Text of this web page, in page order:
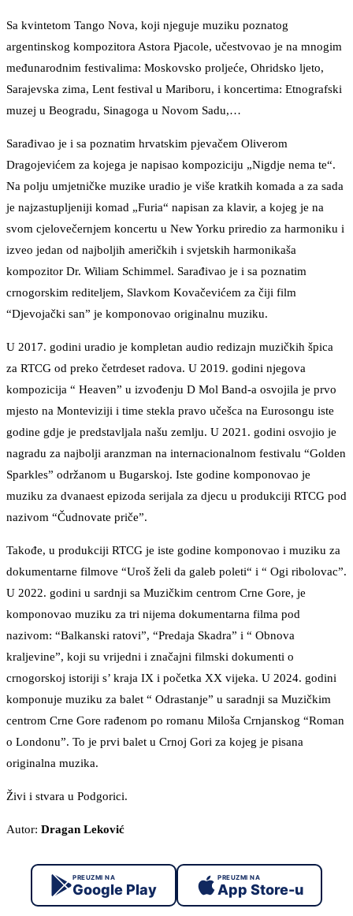
Sa kvintetom Tango Nova, koji njeguje muziku poznatog
argentinskog kompozitora Astora Pjacole, učestvovao je na mnogim
međunarodnim festivalima: Moskovsko proljeće, Ohridsko ljeto,
Sarajevska zima, Lent festival u Mariboru, i koncertima: Etnografski
muzej u Beogradu, Sinagoga u Novom Sadu,…
Sarađivao je i sa poznatim hrvatskim pjevačem Oliverom
Dragojevićem za kojega je napisao kompoziciju „Nigdje nema te“.
Na polju umjetničke muzike uradio je više kratkih komada a za sada
je najzastupljeniji komad „Furia“ napisan za klavir, a kojeg je na
svom cjelovečernjem koncertu u New Yorku priredio za harmoniku i
izveo jedan od najboljih američkih i svjetskih harmonikaša
kompozitor Dr. Wiliam Schimmel. Sarađivao je i sa poznatim
crnogorskim rediteljem, Slavkom Kovačevićem za čiji film
“Djevojački san” je komponovao originalnu muziku.
U 2017. godini uradio je kompletan audio redizajn muzičkih špica
za RTCG od preko četrdeset radova. U 2019. godini njegova
kompozicija “ Heaven” u izvođenju D Mol Band-a osvojila je prvo
mjesto na Monteviziji i time stekla pravo učešca na Eurosongu iste
godine gdje je predstavljala našu zemlju. U 2021. godini osvojio je
nagradu za najbolji aranzman na internacionalnom festivalu “Golden
Sparkles” održanom u Bugarskoj. Iste godine komponovao je
muziku za dvanaest epizoda serijala za djecu u produkciji RTCG pod
nazivom “Čudnovate priče”.
Takođe, u produkciji RTCG je iste godine komponovao i muziku za
dokumentarne filmove “Uroš želi da galeb poleti“ i “ Ogi ribolovac”.
U 2022. godini u sardnji sa Muzičkim centrom Crne Gore, je
komponovao muziku za tri nijema dokumentarna filma pod
nazivom: “Balkanski ratovi”, “Predaja Skadra” i “ Obnova
kraljevine”, koji su vrijedni i značajni filmski dokumenti o
crnogorskoj istoriji s’ kraja IX i početka XX vijeka. U 2024. godini
komponuje muziku za balet “ Odrastanje” u saradnji sa Muzičkim
centrom Crne Gore rađenom po romanu Miloša Crnjanskog “Roman
o Londonu”. To je prvi balet u Crnoj Gori za kojeg je pisana
originalna muzika.
Živi i stvara u Podgorici.
Autor: Dragan Leković
PREUZMI NA
Google Play
PREUZMI NA
App Store-u